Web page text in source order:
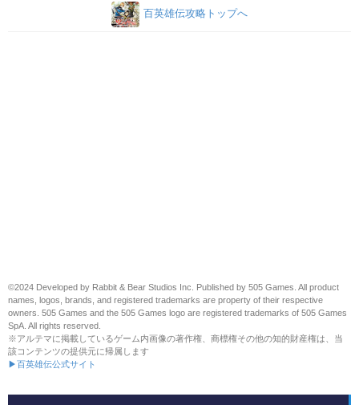
百英雄伝攻略トップへ
©2024 Developed by Rabbit & Bear Studios Inc. Published by 505 Games. All product
names, logos, brands, and registered trademarks are property of their respective
owners. 505 Games and the 505 Games logo are registered trademarks of 505 Games
SpA. All rights reserved.
※アルテマに掲載しているゲーム内画像の著作権、商標権その他の知的財産権は、当
該コンテンツの提供元に帰属します
▶百英雄伝公式サイト